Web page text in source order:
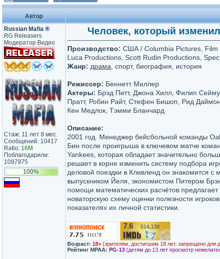
Автор
Russian Mafia ®
RG Releasers
Модератор Видео
Стаж: 11 лет 8 мес.
Сообщений: 10417
Ratio: 16M
Поблагодарили:
1097975
100%
Человек, который
Производство: США / Columbia Pictures, Film
Luca Productions, Scott Rudin Productions,
Жанр: драма , спорт, биография, история
Режиссер: Беннетт Миллер
Актеры: Брэд Питт, Джона Хилл, Филип
Пратт, Робин Райт, Стефен Бишоп, Рид
Кен Медлок, Тэмми Бланчард
Описание:
2001 год. Менеджер бейсбольной команды
Бин после проигрыша в ключевом матче
Yankees, которая обладает значительно
решает в корне изменить систему подбора
деловой поездки в Кливленд он знакомится с
выпускником Йеля, экономистом Питером
помощи математических расчётов предлагает
новаторскую схему оценки полезности
показателях их личной статистики.
7.6 514,138
Возраст: 18+ (зрителям, достигшим 18 лет. запрещено для
Рейтинг MPAA: PG-13 (детям до 13 лет просмотр